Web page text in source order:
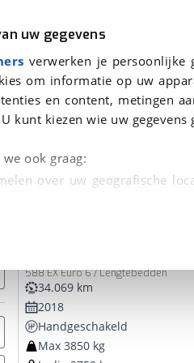
uw gegevens
verwerken je persoonlijke
om informatie op uw
en content, metingen
kunt kiezen wie uw gegevens
ook graag:
over uw geografische
uw toestemming op
technieken zorgen we
ervoor dat de website goed
je gevonden
588 EX Euro 6 / Lengtebedden
34.069 km
2018
Handgeschakeld
Max 3850 kg